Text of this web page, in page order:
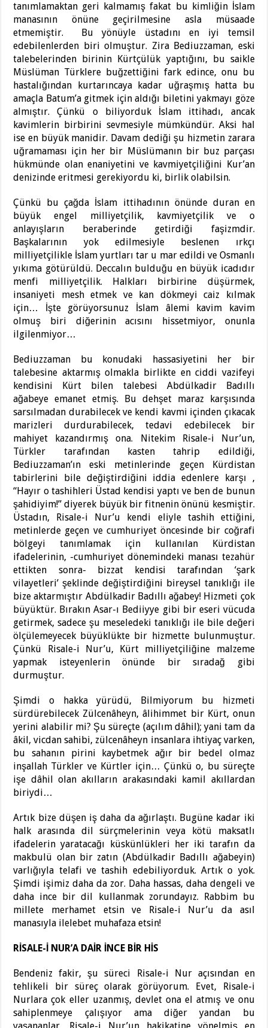
tanımlamaktan geri kalmamış fakat bu kimliğin İslam
manasının önüne geçirilmesine asla müsaade
etmemiştir. Bu yönüyle üstadını en iyi temsil
edebilenlerden biri olmuştur. Zira Bediuzzaman, eski
talebelerinden birinin Kürtçülük yaptığını, bu saikle
Müslüman Türklere buğzettiğini fark edince, onu bu
hastalığından kurtarıncaya kadar uğraşmış hatta bu
amaçla Batum’a gitmek için aldığı biletini yakmayı göze
almıştır. Çünkü o biliyorduk İslam ittihadı, ancak
kavimlerin birbirini sevmesiyle mümkündür. Aksi hal
ise en büyük manidir. Davam dediği şu hizmetin zarara
uğramaması için her bir Müslümanın bir buz parçası
hükmünde olan enaniyetini ve kavmiyetçiliğini Kur’an
denizinde eritmesi gerekiyordu ki, birlik olabilsin.
Çünkü bu çağda İslam ittihadının önünde duran en
büyük engel milliyetçilik, kavmiyetçilik ve o
anlayışların beraberinde getirdiği faşizmdir.
Başkalarının yok edilmesiyle beslenen ırkçı
milliyetçilikle İslam yurtları tar u mar edildi ve Osmanlı
yıkıma götürüldü. Deccalın bulduğu en büyük icadıdır
menfi milliyetçilik. Halkları birbirine düşürmek,
insaniyeti mesh etmek ve kan dökmeyi caiz kılmak
için… İşte görüyorsunuz İslam âlemi kavim kavim
olmuş biri diğerinin acısını hissetmiyor, onunla
ilgilenmiyor…
Bediuzzaman bu konudaki hassasiyetini her bir
talebesine aktarmış olmakla birlikte en ciddi vazifeyi
kendisini Kürt bilen talebesi Abdülkadir Badıllı
ağabeye emanet etmiş. Bu dehşet maraz karşısında
sarsılmadan durabilecek ve kendi kavmi içinden çıkacak
marizleri durdurabilecek, tedavi edebilecek bir
mahiyet kazandırmış ona. Nitekim Risale-i Nur’un,
Türkler tarafından kasten tahrip edildiği,
Bediuzzaman’ın eski metinlerinde geçen Kürdistan
tabirlerini bile değiştirdiğini iddia edenlere karşı ,
“Hayır o tashihleri Üstad kendisi yaptı ve ben de bunun
şahidiyim!” diyerek büyük bir fitnenin önünü kesmiştir.
Üstadın, Risale-i Nur’u kendi eliyle tashih ettiğini,
metinlerde geçen ve cumhuriyet öncesinde bir coğrafi
bölgeyi tanımlamak için kullanılan Kürdistan
ifadelerinin, -cumhuriyet dönemindeki manası tezahür
ettikten sonra- bizzat kendisi tarafından ‘şark
vilayetleri’ şeklinde değiştirdiğini bireysel tanıklığı ile
bize aktarmıştır Abdülkadir Badıllı ağabey! Hizmeti çok
büyüktür. Bırakın Asar-ı Bediiyye gibi bir eseri vücuda
getirmek, sadece şu meseledeki tanıklığı ile bile değeri
ölçülemeyecek büyüklükte bir hizmette bulunmuştur.
Çünkü Risale-i Nur’u, Kürt milliyetçiliğine malzeme
yapmak isteyenlerin önünde bir sıradağ gibi
durmuştur.
Şimdi o hakka yürüdü, Bilmiyorum bu hizmeti
sürdürebilecek Zülcenâheyn, âlihimmet bir Kürt, onun
yerini alabilir mi? Şu süreçte (açılım dâhil); yani tam da
âkil, vicdan sahibi, zülcenâheyn insanlara ihtiyaç varken,
bu sahanın pirini kaybetmek ağır bir bedel olmaz
inşallah Türkler ve Kürtler için… Çünkü o, bu süreçte
işe dâhil olan akılların arakasındaki kamil akıllardan
biriydi…
Artık bize düşen iş daha da ağırlaştı. Bugüne kadar iki
halk arasında dil sürçmelerinin veya kötü maksatlı
ifadelerin yaratacağı küskünlükleri her iki tarafın da
makbulü olan bir zatın (Abdülkadir Badıllı ağabeyin)
varlığıyla telafi ve tashih edebiliyorduk. Artık o yok.
Şimdi işimiz daha da zor. Daha hassas, daha dengeli ve
daha ince bir dil kullanmak zorundayız. Rabbim bu
millete merhamet etsin ve Risale-i Nur’u da asıl
manasıyla ilelebet muhafaza etsin!
RİSALE-İ NUR’A DAİR İNCE BİR HİS
Bendeniz fakir, şu süreci Risale-i Nur açısından en
tehlikeli bir süreç olarak görüyorum. Evet, Risale-i
Nurlara çok eller uzanmış, devlet ona el atmış ve onu
sahiplenmeye çalışıyor ama diğer yandan bu